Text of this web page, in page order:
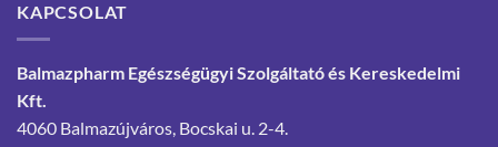
KAPCSOLAT
Balmazpharm Egészségügyi Szolgáltató és Kereskedelmi
Kft.
4060 Balmazújváros, Bocskai u. 2-4.